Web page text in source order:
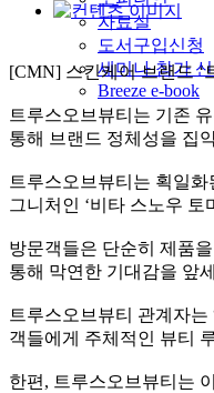
자료실
도서구입신청
세미나 참가
Breeze e-book
[CMN] 스킨케어 브랜드 ‘
트루스오브뷰티는 기존
통해 브랜드 정체성을 집
트루스오브뷰티는 획일
그니처인 ‘비타 스노우 토
방문객들은 단순히 제품
통해 막연한 기대감을 앞
트루스오브뷰티 관계자
객들에게 주체적인 뷰티
한편, 트루스오브뷰티는